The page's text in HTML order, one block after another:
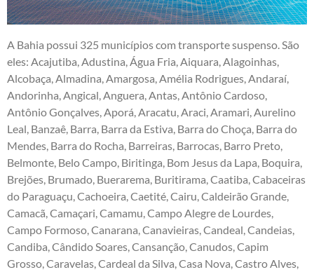
A Bahia possui 325 municípios com transporte suspenso. São
eles: Acajutiba, Adustina, Água Fria, Aiquara, Alagoinhas,
Alcobaça, Almadina, Amargosa, Amélia Rodrigues, Andaraí,
Andorinha, Angical, Anguera, Antas, Antônio Cardoso,
Antônio Gonçalves, Aporá, Aracatu, Araci, Aramari, Aurelino
Leal, Banzaê, Barra, Barra da Estiva, Barra do Choça, Barra do
Mendes, Barra do Rocha, Barreiras, Barrocas, Barro Preto,
Belmonte, Belo Campo, Biritinga, Bom Jesus da Lapa, Boquira,
Brejões, Brumado, Buerarema, Buritirama, Caatiba, Cabaceiras
do Paraguaçu, Cachoeira, Caetité, Cairu, Caldeirão Grande,
Camacã, Camaçari, Camamu, Campo Alegre de Lourdes,
Campo Formoso, Canarana, Canavieiras, Candeal, Candeias,
Candiba, Cândido Soares, Cansanção, Canudos, Capim
Grosso, Caravelas, Cardeal da Silva, Casa Nova, Castro Alves,